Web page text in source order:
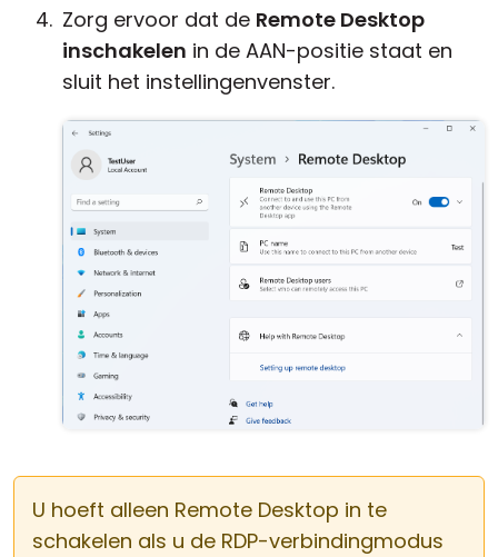
Zorg ervoor dat de Remote Desktop
inschakelen in de AAN-positie staat en
sluit het instellingenvenster.
U hoeft alleen Remote Desktop in te
schakelen als u de RDP-verbindingmodus